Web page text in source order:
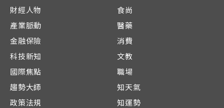
財經人物
產業脈動
金融保險
科技新知
國際焦點
趨勢大師
政策法規
食尚
醫藥
消費
文教
職場
知天氣
知運勢